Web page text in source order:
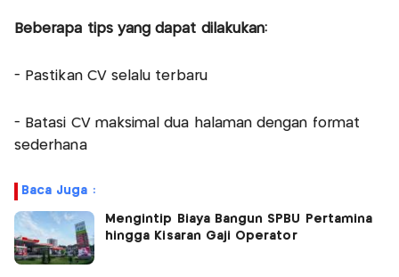
Beberapa tips yang dapat dilakukan:
- Pastikan CV selalu terbaru
- Batasi CV maksimal dua halaman dengan format
sederhana
Baca Juga :
Mengintip Biaya Bangun SPBU Pertamina
hingga Kisaran Gaji Operator